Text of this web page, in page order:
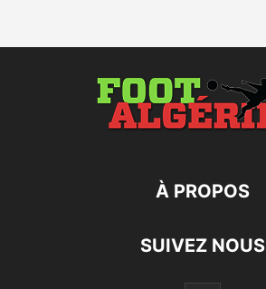
À PROPOS
SUIVEZ NOUS